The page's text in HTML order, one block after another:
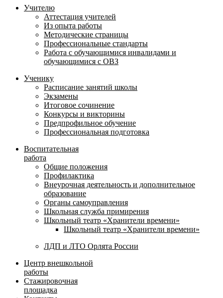
Учителю
Аттестация учителей
Из опыта работы
Методические страницы
Профессиональные стандарты
Работа с обучающимися инвалидами и
обучающимися с ОВЗ
Ученику
Расписание занятий школы
Экзамены
Итоговое сочинение
Конкурсы и викторины
Предпрофильное обучение
Профессиональная подготовка
Воспитательная
работа
Общие положения
Профилактика
Внеурочная деятельность и дополнительное
образование
Органы самоуправления
Школьная служба примирения
Школьный театр «Хранители времени»
Школьный театр «Хранители времени»
ЛДП и ЛТО Орлята России
Центр внешкольной
работы
Стажировочная
площадка